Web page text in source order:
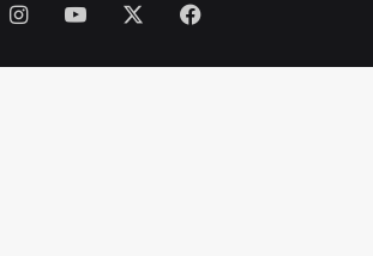
فيسبوك